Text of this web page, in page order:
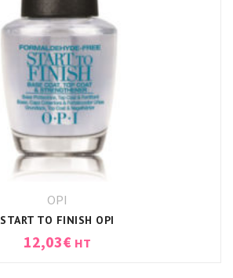
OPI
START TO FINISH OPI
12,03€ HT